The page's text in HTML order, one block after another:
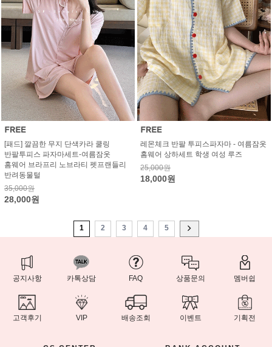
[패드] 깔끔한 무지 단색카라 쿨링
반팔투피스 파자마세트-여름잠옷
홈웨어 브라프리 노브라티 펫프랜들리
반려동물털
35,000원
28,000원
레몬체크 반팔 투피스파자마 - 여름잠옷
홈웨어 상하세트 학생 여성 루즈
25,000원
18,000원
1 2 3 4 5
공지사항 카톡상담 FAQ 상품문의 멤버쉽
고객후기 VIP 배송조회 이벤트 기획전